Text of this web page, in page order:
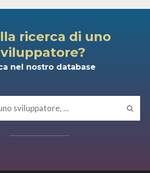
ricerca di uno
nel nostro database